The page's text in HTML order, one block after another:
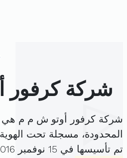
شركة كرفور
شركة كرفور أوتو ش م م هي
المحدودة، مسجلة تحت الهوية
تم تأسيسها في 15 نوفمبر 2016 برأس مال قدره